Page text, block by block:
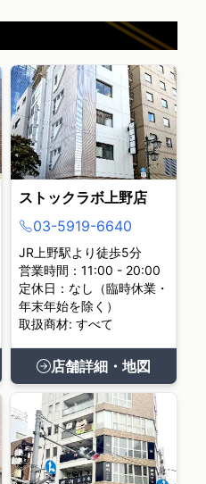
ストックラボ上野店
03-5919-6640
JR上野駅より徒歩5分
営業時間：11:00 - 20:00
定休日：なし（臨時休業・
年末年始を除く）
取扱商材: すべて
店舗詳細・地図